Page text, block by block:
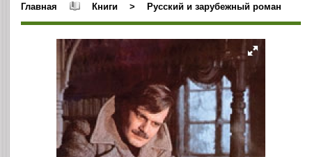
Главная Книги > Русский и зарубежный роман